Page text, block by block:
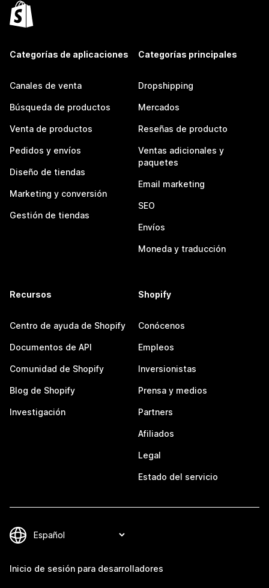
Categorías de aplicaciones
Canales de venta
Búsqueda de productos
Venta de productos
Pedidos y envíos
Diseño de tiendas
Marketing y conversión
Gestión de tiendas
Categorías principales
Dropshipping
Mercados
Reseñas de producto
Ventas adicionales y
paquetes
Email marketing
SEO
Envíos
Moneda y traducción
Recursos
Centro de ayuda de Shopify
Documentos de API
Comunidad de Shopify
Blog de Shopify
Investigación
Shopify
Conócenos
Empleos
Inversionistas
Prensa y medios
Partners
Afiliados
Legal
Estado del servicio
Inicio de sesión para desarrolladores